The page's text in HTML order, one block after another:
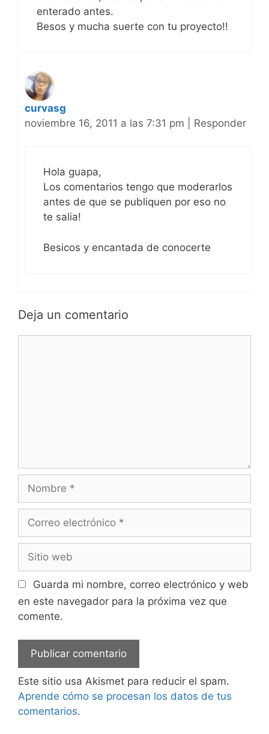
enterado antes.
Besos y mucha suerte con tu proyecto!!
curvasg
noviembre 16, 2011 a las 7:31 pm
Responder
Hola guapa,
Los comentarios tengo que moderarlos
antes de que se publiquen por eso no
te salia!
Besicos y encantada de conocerte
Deja un comentario
Nombre
Correo
Sitio
web
Guarda mi nombre, correo electrónico y web
en este navegador para la próxima vez que
comente.
Este sitio usa Akismet para reducir el spam.
Aprende cómo se procesan los datos de tus
comentarios.